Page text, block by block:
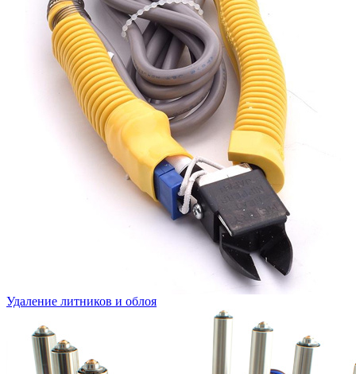
Удаление литников и облоя